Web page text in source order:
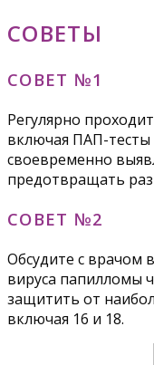
СОВЕТЫ
СОВЕТ №1
Регулярно
включая ПАП-тесты
своевременно
предотвращать
СОВЕТ №2
Обсудите с врачом
вируса папилломы
защитить от
включая 16 и 18.